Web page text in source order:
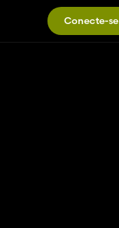
Conecte-se